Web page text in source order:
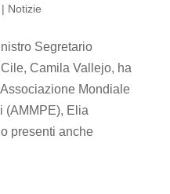
| Notizie
Segretario
Camila Vallejo, ha
Mondiale
(AMMPE), Elia
presenti anche